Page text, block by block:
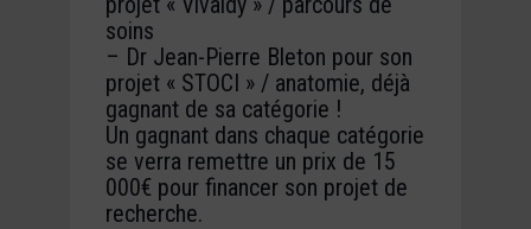
soins
– Dr Jean-Pierre Bleton pour son
projet « STOCI » / anatomie, déjà
gagnant de sa catégorie !
Un gagnant dans chaque catégorie
se verra remettre un prix de 15
000€ pour financer son projet de
recherche.